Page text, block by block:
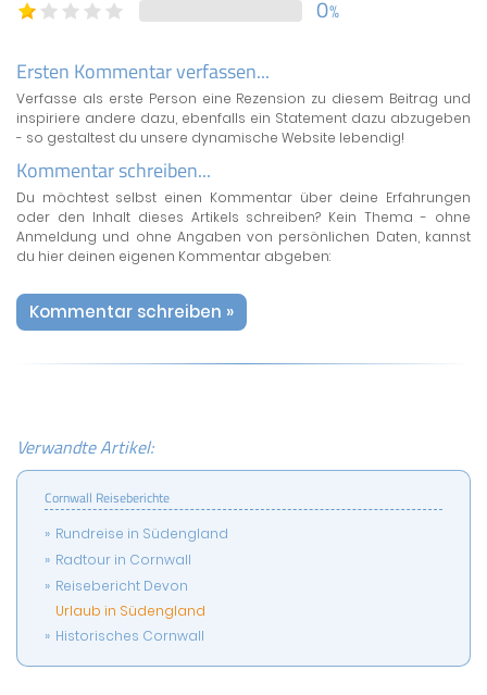
0%
Ersten Kommentar verfassen...
Verfasse als erste Person eine Rezension zu diesem Beitrag und
inspiriere andere dazu, ebenfalls ein Statement dazu abzugeben
- so gestaltest du unsere dynamische Website lebendig!
Kommentar schreiben...
Du möchtest selbst einen Kommentar über deine Erfahrungen
oder den Inhalt dieses Artikels schreiben? Kein Thema - ohne
Anmeldung und ohne Angaben von persönlichen Daten, kannst
du hier deinen eigenen Kommentar abgeben:
Kommentar schreiben »
Verwandte Artikel:
Cornwall Reiseberichte
Rundreise in Südengland
Radtour in Cornwall
Reisebericht Devon
Urlaub in Südengland
Historisches Cornwall